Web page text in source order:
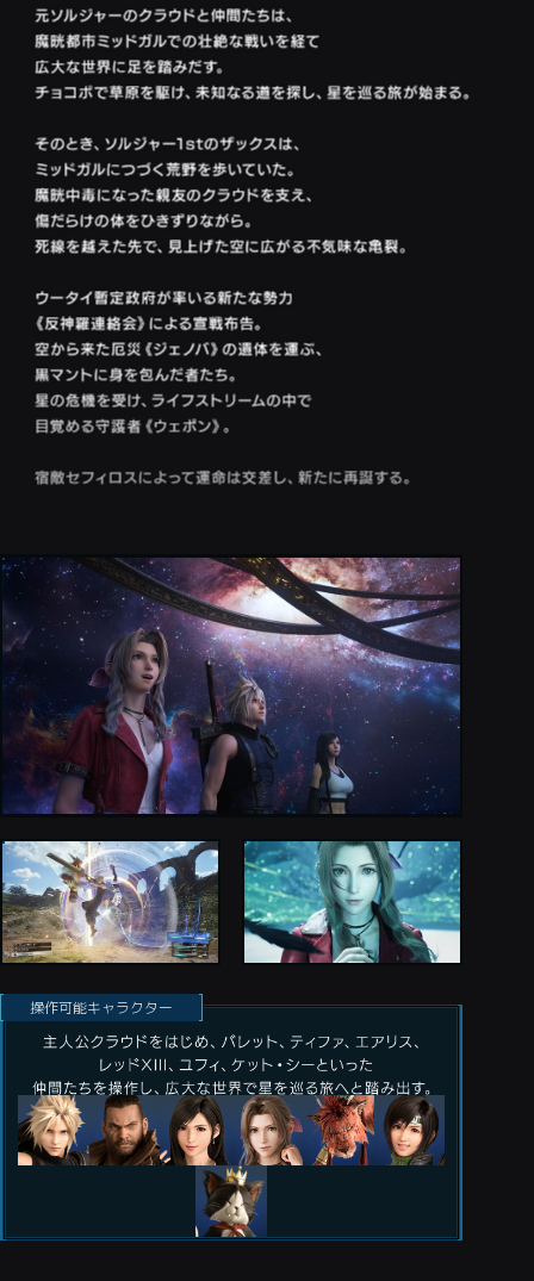
操作可能キャラクター